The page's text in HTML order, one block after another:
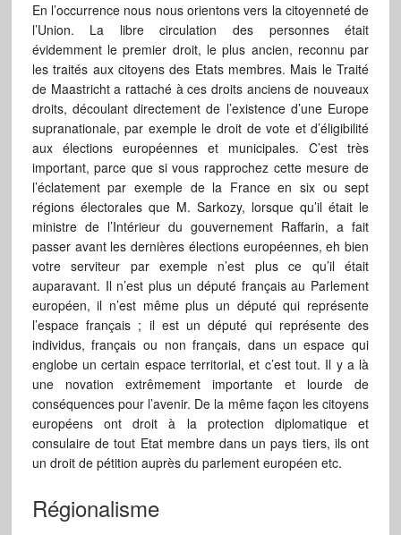
En l’occurrence nous nous orientons vers la citoyenneté de
l’Union. La libre circulation des personnes était
évidemment le premier droit, le plus ancien, reconnu par
les traités aux citoyens des Etats membres. Mais le Traité
de Maastricht a rattaché à ces droits anciens de nouveaux
droits, découlant directement de l’existence d’une Europe
supranationale, par exemple le droit de vote et d’éligibilité
aux élections européennes et municipales. C’est très
important, parce que si vous rapprochez cette mesure de
l’éclatement par exemple de la France en six ou sept
régions électorales que M. Sarkozy, lorsque qu’il était le
ministre de l’Intérieur du gouvernement Raffarin, a fait
passer avant les dernières élections européennes, eh bien
votre serviteur par exemple n’est plus ce qu’il était
auparavant. Il n’est plus un député français au Parlement
européen, il n’est même plus un député qui représente
l’espace français ; il est un député qui représente des
individus, français ou non français, dans un espace qui
englobe un certain espace territorial, et c’est tout. Il y a là
une novation extrêmement importante et lourde de
conséquences pour l’avenir. De la même façon les citoyens
européens ont droit à la protection diplomatique et
consulaire de tout Etat membre dans un pays tiers, ils ont
un droit de pétition auprès du parlement européen etc.
Régionalisme